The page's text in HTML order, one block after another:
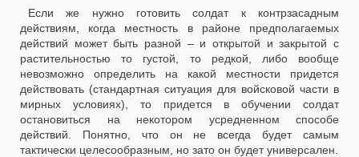
Если же нужно готовить солдат к контрзасадным
действиям, когда местность в районе предполагаемых
действий может быть разной – и открытой и закрытой с
растительностью то густой, то редкой, либо вообще
невозможно определить на какой местности придется
действовать (стандартная ситуация для войсковой части в
мирных условиях), то придется в обучении солдат
остановиться на некотором усредненном способе
действий. Понятно, что он не всегда будет самым
тактически целесообразным, но зато он будет универсален.